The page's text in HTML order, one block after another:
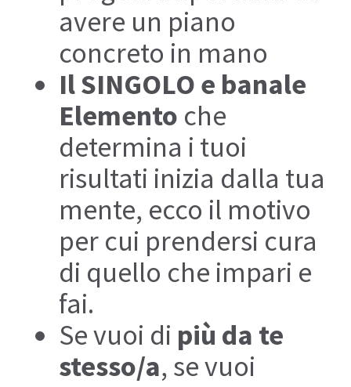
avere un piano
concreto in mano
Il SINGOLO e banale
Elemento che
determina i tuoi
risultati inizia dalla tua
mente, ecco il motivo
per cui prendersi cura
di quello che impari e
fai.
Se vuoi di più da te
stesso/a, se vuoi